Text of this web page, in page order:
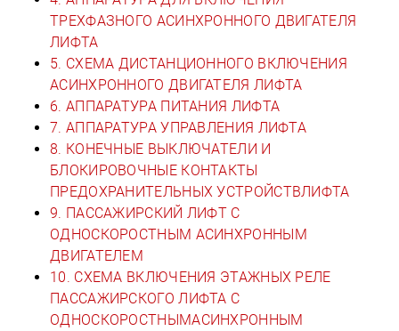
ТРЕХФАЗНОГО АСИНХРОННОГО ДВИГАТЕЛЯ
ЛИФТА
5. СХЕМА ДИСТАНЦИОННОГО ВКЛЮЧЕНИЯ
АСИНХРОННОГО ДВИГАТЕЛЯ ЛИФТА
6. АППАРАТУРА ПИТАНИЯ ЛИФТА
7. АППАРАТУРА УПРАВЛЕНИЯ ЛИФТА
8. КОНЕЧНЫЕ ВЫКЛЮЧАТЕЛИ И
БЛОКИРОВОЧНЫЕ КОНТАКТЫ
ПРЕДОХРАНИТЕЛЬНЫХ УСТРОЙСТВЛИФТА
9. ПАССАЖИРСКИЙ ЛИФТ С
ОДНОСКОРОСТНЫМ АСИНХРОННЫМ
ДВИГАТЕЛЕМ
10. СХЕМА ВКЛЮЧЕНИЯ ЭТАЖНЫХ РЕЛЕ
ПАССАЖИРСКОГО ЛИФТА С
ОДНОСКОРОСТНЫМАСИНХРОННЫМ